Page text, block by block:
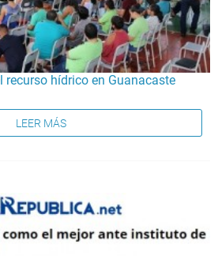
hídrico en Guanacaste
LEER MÁS